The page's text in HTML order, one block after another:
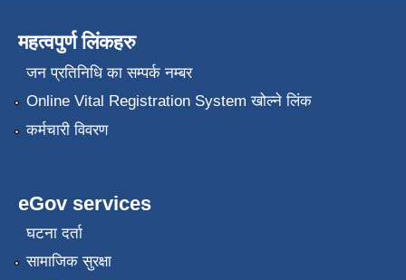
महत्वपुर्ण लिंकहरु
जन प्रतिनिधि का सम्पर्क नम्बर
Online Vital Registration System खोल्ने लिंक
कर्मचारी विवरण
eGov services
घटना दर्ता
सामाजिक सुरक्षा